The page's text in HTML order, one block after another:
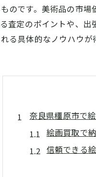
のです。美術品の市
査定のポイントや、
る具体的なノウハウが
奈良県橿原市で
絵画買取で
信頼できる
美術品の市